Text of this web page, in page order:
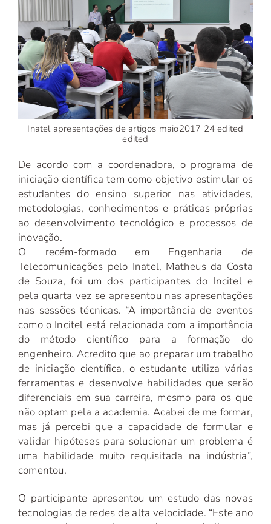
Inatel apresentações de artigos maio2017 24 edited
edited
De acordo com a coordenadora, o programa de
iniciação científica tem como objetivo estimular os
estudantes do ensino superior nas atividades,
metodologias, conhecimentos e práticas próprias
ao desenvolvimento tecnológico e processos de
inovação.
O recém-formado em Engenharia de
Telecomunicações pelo Inatel, Matheus da Costa
de Souza, foi um dos participantes do Incitel e
pela quarta vez se apresentou nas apresentações
nas sessões técnicas. “A importância de eventos
como o Incitel está relacionada com a importância
do método científico para a formação do
engenheiro. Acredito que ao preparar um trabalho
de iniciação científica, o estudante utiliza várias
ferramentas e desenvolve habilidades que serão
diferenciais em sua carreira, mesmo para os que
não optam pela a academia. Acabei de me formar,
mas já percebi que a capacidade de formular e
validar hipóteses para solucionar um problema é
uma habilidade muito requisitada na indústria”,
comentou.
O participante apresentou um estudo das novas
tecnologias de redes de alta velocidade. “Este ano